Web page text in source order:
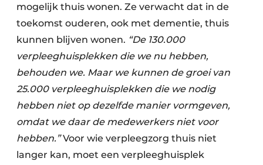
mogelijk thuis wonen. Ze verwacht dat in de
toekomst ouderen, ook met dementie, thuis
kunnen blijven wonen. “De 130.000
verpleeghuisplekken die we nu hebben,
behouden we. Maar we kunnen de groei van
25.000 verpleeghuisplekken die we nodig
hebben niet op dezelfde manier vormgeven,
omdat we daar de medewerkers niet voor
hebben.”Voor wie verpleegzorg thuis niet
langer kan, moet een verpleeghuisplek